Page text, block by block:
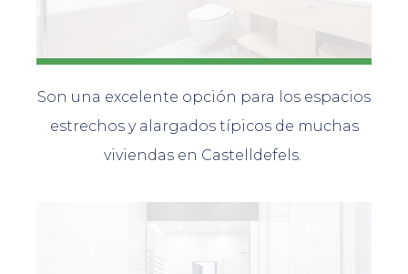
Son una excelente opción para los espacios
estrechos y alargados típicos de muchas
viviendas en Castelldefels.